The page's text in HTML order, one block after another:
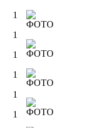
1
1
1
1
1
1